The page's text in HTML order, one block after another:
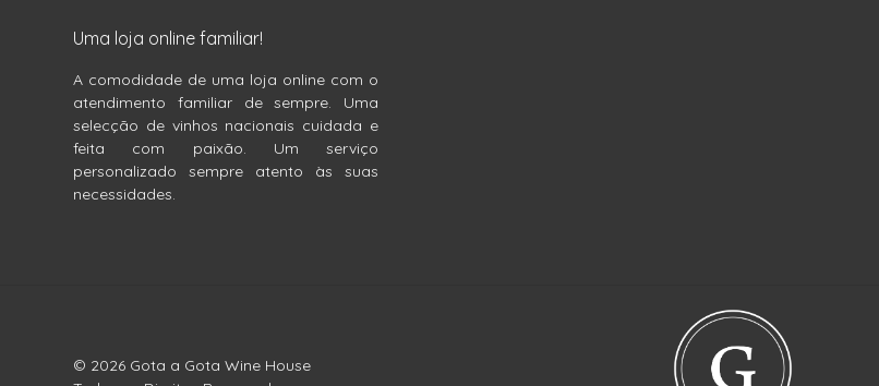
Uma loja online familiar!
A comodidade de uma loja online com o
atendimento familiar de sempre. Uma
selecção de vinhos nacionais cuidada e
feita com paixão. Um serviço
personalizado sempre atento às suas
necessidades.
© 2026 Gota a Gota Wine House